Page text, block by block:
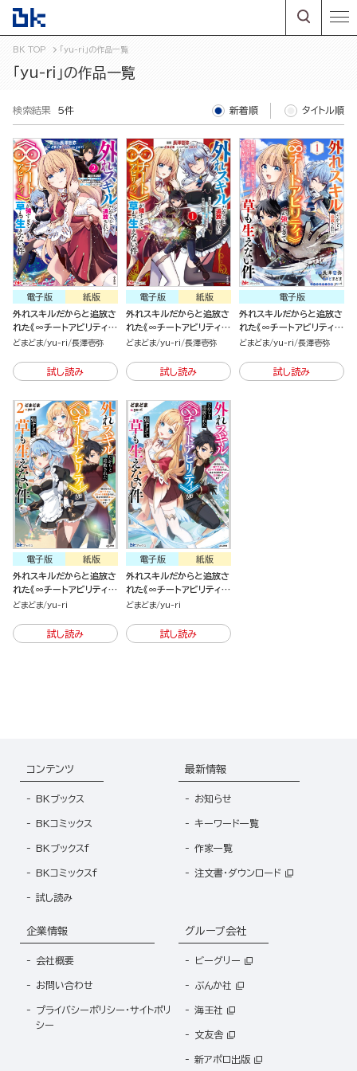
BK TOP 「yu-ri」の作品一覧
「yu-ri」の作品一覧
検索結果 5件 新着順 タイトル順
紙版
電子版
外れスキルだからと追放さ
れた《∞チートアビリティ》
が強すぎて草も生えない件
ちゃくそ溺愛されるし、前
よりも断然楽しい生活送っ
どまどま yu-ri 長澤壱弥
試し読み
紙版
電子版
外れスキルだからと追放さ
れた《∞チートアビリティ》
が強すぎて草も生えない件
ちゃくそ溺愛されるし、前
よりも断然楽しい生活送っ
どまどま yu-ri 長澤壱弥
試し読み
電子版
外れスキルだからと追放さ
れた《∞チートアビリティ》
が強すぎて草も生えない件
ちゃくそ溺愛されるし、前
よりも断然楽しい生活送っ
どまどま yu-ri 長澤壱弥
試し読み
紙版
電子版
外れスキルだからと追放さ
れた《∞チートアビリティ》
が強すぎて草も生えない件
ちゃくそ溺愛されるし、前
よりも断然楽しい生活送っ
どまどま yu-ri
試し読み
紙版
電子版
外れスキルだからと追放さ
れた《∞チートアビリティ》
が強すぎて草も生えない件
ちゃくそ溺愛されるし、前
よりも断然楽しい生活送っ
どまどま yu-ri
試し読み
コンテンツ
BKブックス
BKコミックス
BKブックスf
BKコミックスf
試し読み
最新情報
お知らせ
キーワード一覧
作家一覧
注文書・ダウンロード
企業情報
会社概要
お問い合わせ
プライバシーポリシー・サイトポリ
シー
グループ会社
ビーグリー
ぶんか社
海王社
文友舎
新アポロ出版